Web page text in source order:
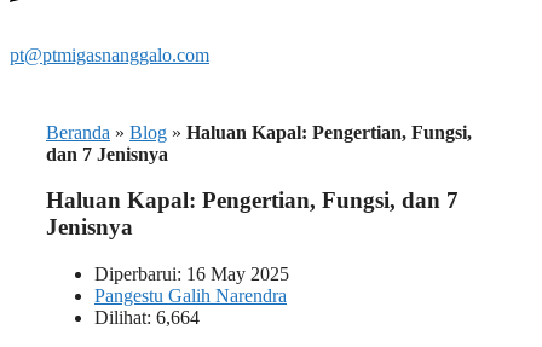
pt@ptmigasnanggalo.com
Beranda » Blog » Haluan Kapal: Pengertian, Fungsi,
dan 7 Jenisnya
Haluan Kapal: Pengertian, Fungsi, dan 7
Jenisnya
Diperbarui: 16 May 2025
Pangestu Galih Narendra
Dilihat: 6,664